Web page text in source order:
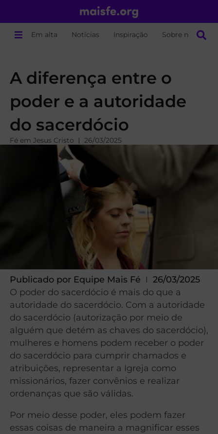
Em alta Notícias Inspiração Sobre nós
A diferença entre o
poder e a autoridade
do sacerdócio
Fé em Jesus Cristo 26/03/2025
Publicado por Equipe Mais Fé
26/03/2025
O poder do sacerdócio é mais do que a
autoridade do sacerdócio. Com a autoridade
do sacerdócio (autorização por meio de
alguém que detém as chaves do sacerdócio),
mulheres e homens podem receber o poder
do sacerdócio para cumprir chamados e
atribuições, representar a Igreja como
missionários, fazer convênios e realizar
ordenanças que são válidas.
Por meio desse poder, eles podem fazer
essas coisas de maneira a magnificar esses